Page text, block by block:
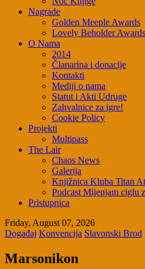
Nagrade
Golden Meeple Awards
Lovely Beholder Awards
O Nama
2014
Članarina i donacije
Kontakti
Mediji o nama
Statut i Akti Udruge
Zahvalnice za igre!
Cookie Policy
Projekti
Multipass
The Lair
Chaos News
Galerija
Knjižnica Kluba Titan
Podcast Mijenjam ciglu
Pristupnica
Friday, August 07, 2026
Događaj Konvencija Slavonski Brod
Marsonikon